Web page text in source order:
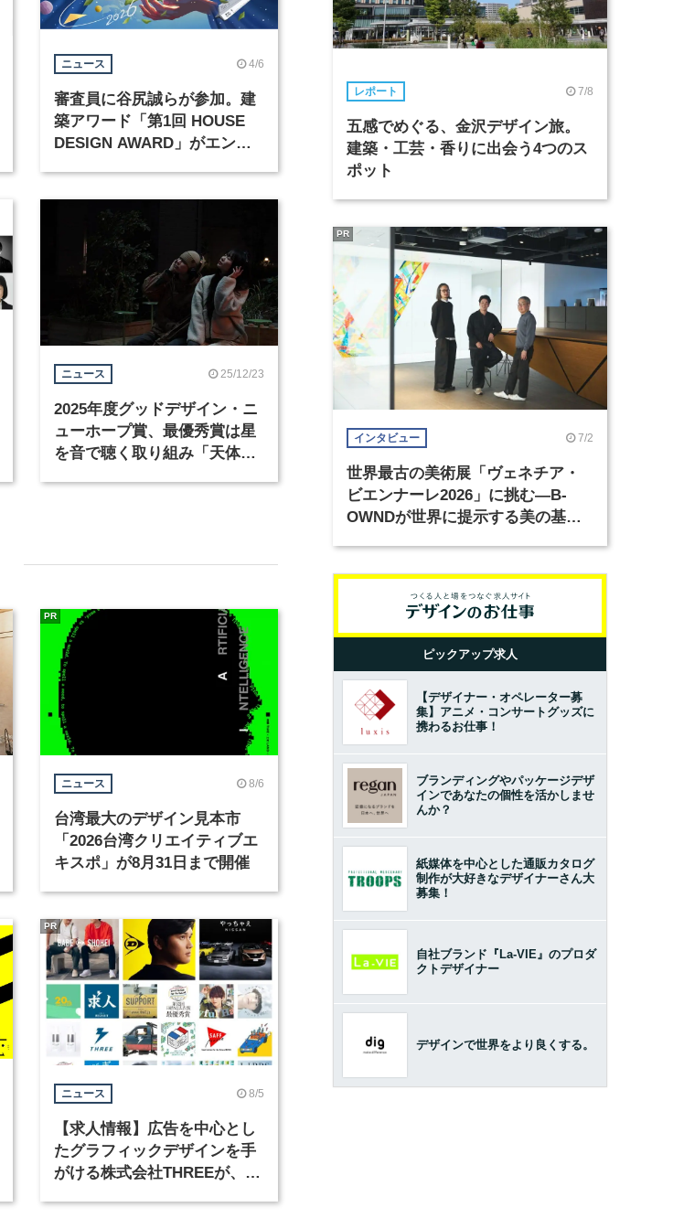
ニュース 4/6
審査員に谷尻誠らが参加。建
築アワード「第1回 HOUSE
DESIGN AWARD」がエント
ニュース 25/12/23
2025年度グッドデザイン・ニ
ューホープ賞、最優秀賞は星
を音で聴く取り組み「天体音
ニュース 8/6
台湾最大のデザイン見本市
「2026台湾クリエイティブエ
キスポ」が8月31日まで開催
PR
ニュース 8/5
【求人情報】広告を中心とし
たグラフィックデザインを手
がける株式会社THREEが、グ
PR
レポート 7/8
五感でめぐる、金沢デザイン旅。
建築・工芸・香りに出会う4つのス
ポット
インタビュー 7/2
世界最古の美術展「ヴェネチア・
ビエンナーレ2026」に挑む―B-
OWNDが世界に提示する美の基準
PR
ピックアップ求人
【デザイナー・オペレーター募
集】アニメ・コンサートグッズに
携わるお仕事！
ブランディングやパッケージデザ
インであなたの個性を活かしませ
んか？
紙媒体を中心とした通販カタログ
制作が大好きなデザイナーさん大
募集！
自社ブランド『La-VIE』のプロダ
クトデザイナー
デザインで世界をより良くする。